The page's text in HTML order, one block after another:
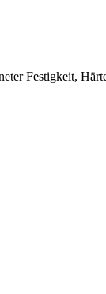
Festigkeit,